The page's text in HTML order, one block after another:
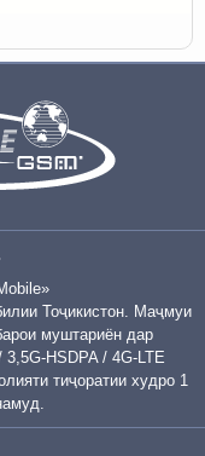
Тоҷикистон. Маҷмуи
муштариён дар
HSDPA / 4G-LTE
тиҷоратии худро 1